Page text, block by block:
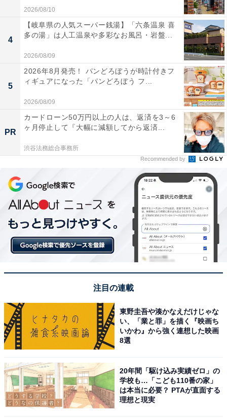
「おふろの王様 志木店」には以下のような口コミが寄せ
られています。
天然温泉「王様の湯」はとろっとした湯ざわりで、
入った瞬間から肌がしっとりする感じがしました。
露天の岩風呂や壺湯もあり、ゆっくり温まれて大満
足でした。
キングスロウリュサウナは毎時00分と30分にオート
ロウリュがあり、タイミングを合わせて入るとしっ
かり整えました。ととのいデッキで外気浴できるの
岩盤浴エリアの「蒸SPA」がとても広くてびっくり
しました。ドリンク飲み放題で漫画もたくさんあ
130台あって車で行きやすいのも助かります。
2026/08/10
4
【岐阜県の人気スーパー銭湯】「六条温泉 喜
多の湯」は人工温泉や多彩なお風呂・岩盤...
2026/08/09
5
2026年8月発売！ パンどろぼうが時計付きフ
ィギュアになった「パンどろぼう フ...
2026/08/09
PR
カードローン50万円以上の人は、返済を3～6
ヶ月停止して『大幅に減額してから返済...
渋谷法務総合事務所
Recommended by
注目の連載
東野圭吾や湊かなえだけじゃな
い、「業と罪」を描く『映画ち
いかわ』から強く連想した映画
8選
20年間「駆け込み実績ゼロ」の
学校も…「こども110番の家」
は本当に必要？ PTAが直面する
理想と現実